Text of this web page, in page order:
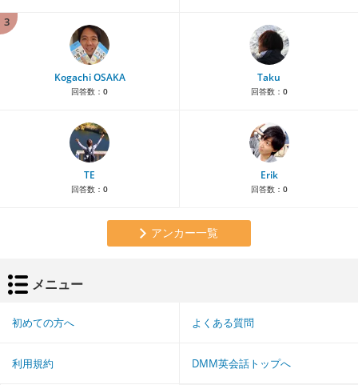
3
Kogachi OSAKA
回答数： 0
Taku
回答数： 0
TE
回答数： 0
Erik
回答数： 0
アンカー一覧
メニュー
初めての方へ よくある質問
利用規約 DMM英会話トップへ